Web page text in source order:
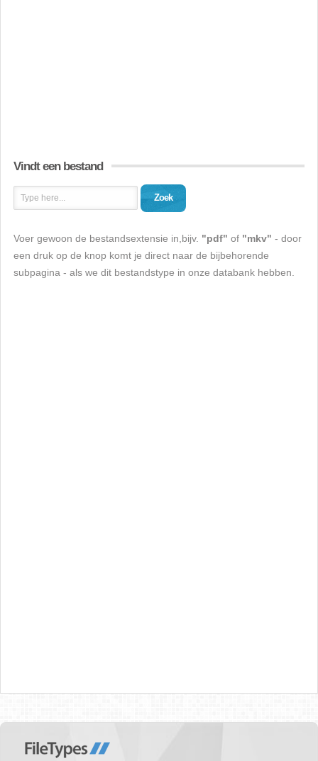
Vindt een bestand
Zoek
Voer gewoon de bestandsextensie in,bijv. "pdf" of "mkv" - door
een druk op de knop komt je direct naar de bijbehorende
subpagina - als we dit bestandstype in onze databank hebben.